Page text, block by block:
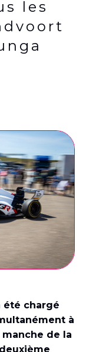
les
été chargé
à
de la